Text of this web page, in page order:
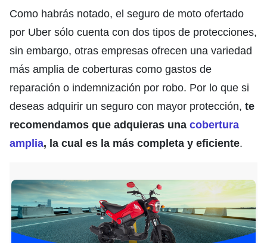
Como habrás notado, el seguro de moto ofertado
por Uber sólo cuenta con dos tipos de protecciones,
sin embargo, otras empresas ofrecen una variedad
más amplia de coberturas como gastos de
reparación o indemnización por robo. Por lo que si
deseas adquirir un seguro con mayor protección, te
recomendamos que adquieras una cobertura
amplia, la cual es la más completa y eficiente.